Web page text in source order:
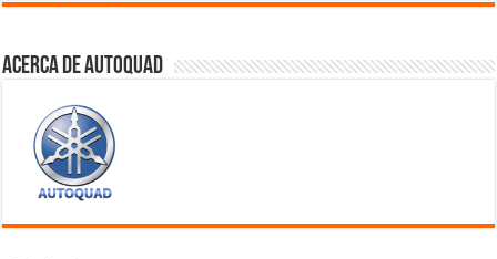
Acerca de autoquad